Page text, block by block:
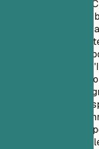
Ce format de CV de
exceptionnellement
candidatures (ATS)
évidence les
pertinentes pour le
spécifiques tels que
d'Apprentissage
les logiciels ATS,
remarqué par les
le résumé
l'attention sur la
technique de